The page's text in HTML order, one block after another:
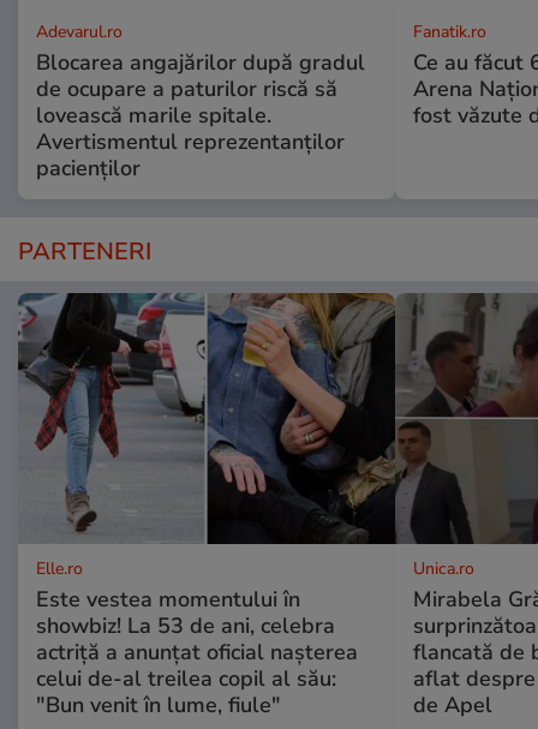
Adevarul.ro
Blocarea angajărilor după gradul
de ocupare a paturilor riscă să
lovească marile spitale.
Avertismentul reprezentanților
pacienților
Fanatik.ro
Ce au făcut
Arena
fost văzute
PARTENERI
Elle.ro
Este vestea momentului în
showbiz! La 53 de ani, celebra
actriță a anunțat oficial nașterea
celui de-al treilea copil al său:
"Bun venit în lume, fiule"
Unica.ro
Mirabela
flancată de
aflat
de Apel